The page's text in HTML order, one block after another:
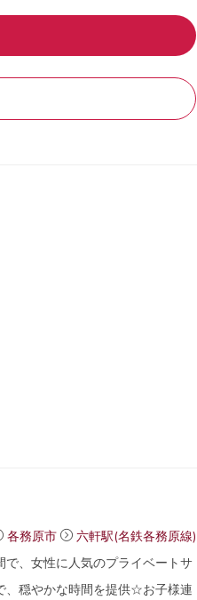
各務原市
六軒駅(名鉄各務原線)
、女性に人気のプライベートサ
、穏やかな時間を提供☆お子様連